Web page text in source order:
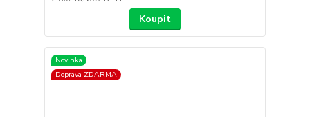
Koupit
Novinka
Doprava ZDARMA